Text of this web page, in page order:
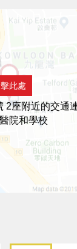
此處
2座附近的交通
院和學校